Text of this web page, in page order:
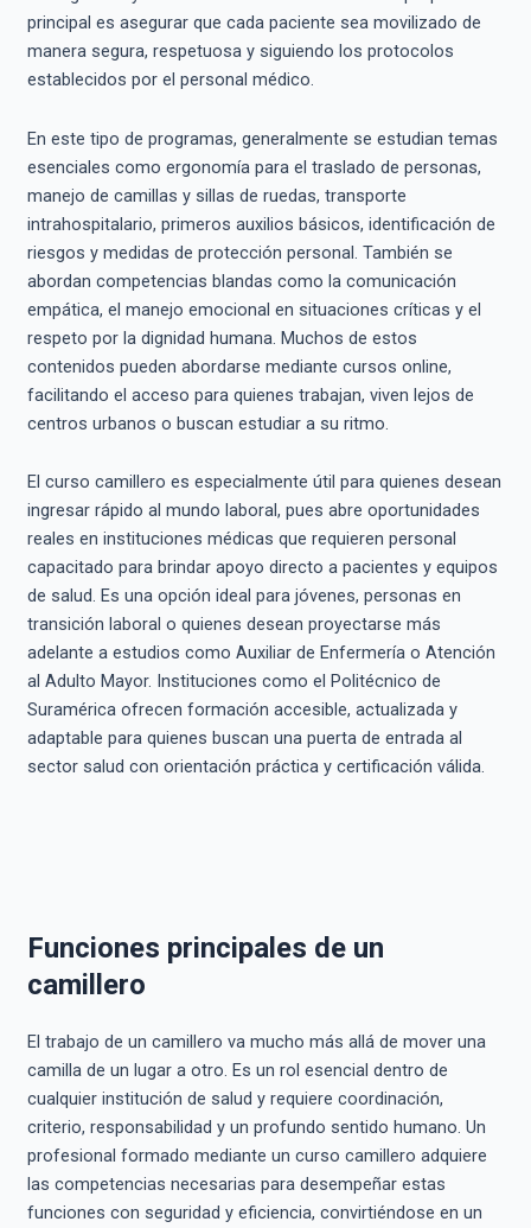
principal es asegurar que cada paciente sea movilizado de
manera segura, respetuosa y siguiendo los protocolos
establecidos por el personal médico.
En este tipo de programas, generalmente se estudian temas
esenciales como ergonomía para el traslado de personas,
manejo de camillas y sillas de ruedas, transporte
intrahospitalario, primeros auxilios básicos, identificación de
riesgos y medidas de protección personal. También se
abordan competencias blandas como la comunicación
empática, el manejo emocional en situaciones críticas y el
respeto por la dignidad humana. Muchos de estos
contenidos pueden abordarse mediante cursos online,
facilitando el acceso para quienes trabajan, viven lejos de
centros urbanos o buscan estudiar a su ritmo.
El curso camillero es especialmente útil para quienes desean
ingresar rápido al mundo laboral, pues abre oportunidades
reales en instituciones médicas que requieren personal
capacitado para brindar apoyo directo a pacientes y equipos
de salud. Es una opción ideal para jóvenes, personas en
transición laboral o quienes desean proyectarse más
adelante a estudios como Auxiliar de Enfermería o Atención
al Adulto Mayor. Instituciones como el Politécnico de
Suramérica ofrecen formación accesible, actualizada y
adaptable para quienes buscan una puerta de entrada al
sector salud con orientación práctica y certificación válida.
Funciones principales de un
camillero
El trabajo de un camillero va mucho más allá de mover una
camilla de un lugar a otro. Es un rol esencial dentro de
cualquier institución de salud y requiere coordinación,
criterio, responsabilidad y un profundo sentido humano. Un
profesional formado mediante un curso camillero adquiere
las competencias necesarias para desempeñar estas
funciones con seguridad y eficiencia, convirtiéndose en un